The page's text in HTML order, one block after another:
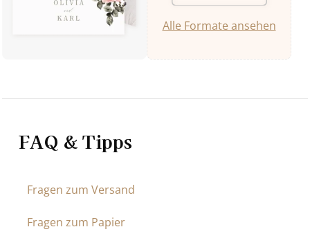
Alle Formate ansehen
FAQ & Tipps
Fragen zum Versand
Fragen zum Papier